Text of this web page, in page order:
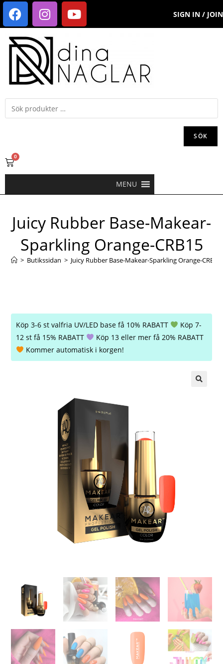
SIGN IN / JOIN
SÖK
0
MENU
Juicy Rubber Base-Makear-
Sparkling Orange-CRB15
> Butikssidan > Juicy Rubber Base-Makear-Sparkling Orange-CRB15
Köp 3-6 st valfria UV/LED base få 10% RABATT
Köp 7-
12 st få 15% RABATT
Köp 13 eller mer få 20% RABATT
Kommer automatisk i korgen!